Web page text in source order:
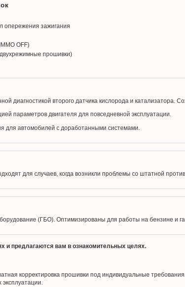
опережения зажигания
OFF)
прошивки)
диагностикой второго датчика кислорода и катализатора.
параметров двигателя для повседневной эксплуатации.
для автомобилей с доработанными системами.
для случаев, когда возникли проблемы со штатной
(ГБО). Оптимизированы для работы на бензине и
и предлагаются вам в ознакомительных целях.
корректировка прошивки под индивидуальные
эксплуатации.